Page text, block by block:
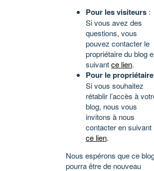
Pour les visiteurs :
Si vous avez des
questions, vous
pouvez contacter le
propriétaire du blog
suivantce lien.
Pour le propriétaire
Si vous souhaitez
rétablir l’accès à
blog, nous vous
invitons à nous
contacter en suivant
ce lien.
Nous espérons que ce
pourra être de nouveau